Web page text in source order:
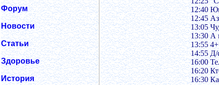
Форум
Новости
Статьи
Здоровье
История
12:40
12:45
13:05
13:30 А
13:55
14:55
16:00
16:20
16:30